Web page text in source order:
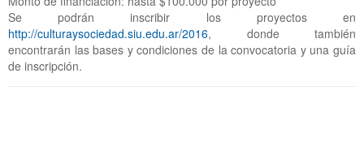
Se podrán inscribir los proyectos en
http://culturaysociedad.siu.edu.ar/2016, donde también
encontrarán las bases y condiciones de la convocatoria y una guía
de inscripción.